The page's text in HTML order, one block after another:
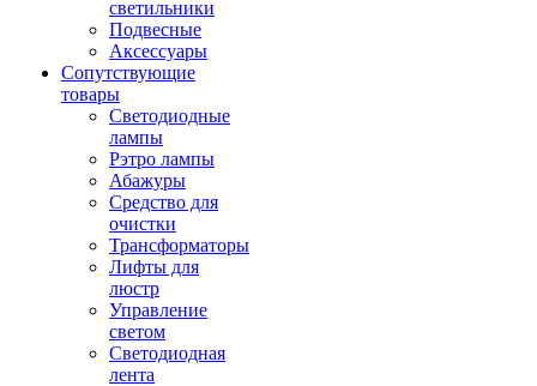
светильники
Подвесные
Аксессуары
Сопутствующие
товары
Светодиодные
лампы
Рэтро лампы
Абажуры
Средство для
очистки
Трансформаторы
Лифты для
люстр
Управление
светом
Светодиодная
лента